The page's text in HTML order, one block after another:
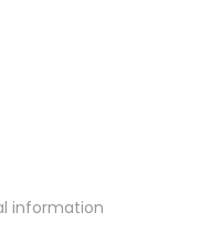
information